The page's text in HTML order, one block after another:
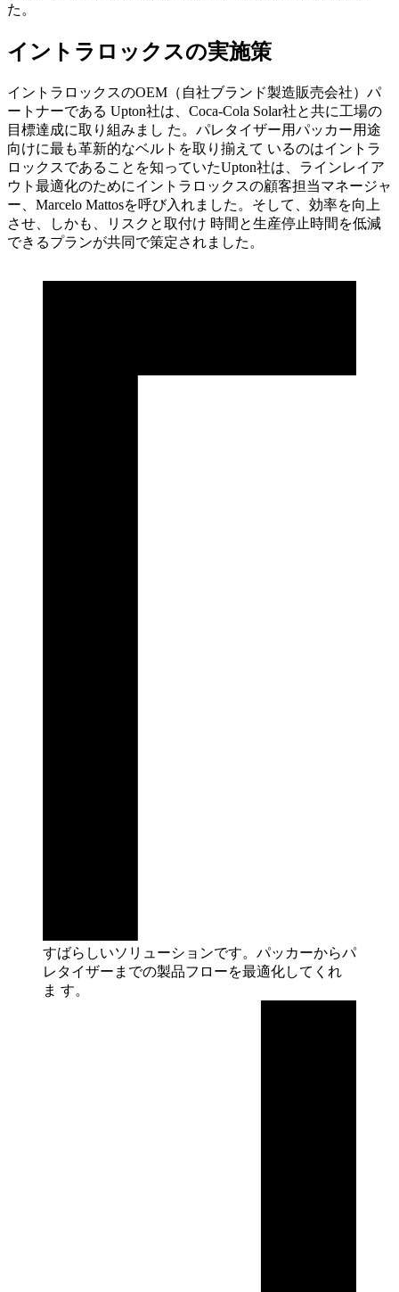
た。
イントラロックスの実施策
イントラロックスのOEM（自社ブランド製造販売会社）パ
ートナーである Upton社は、Coca‑Cola Solar社と共に工場の
目標達成に取り組みまし た。パレタイザー用パッカー用途
向けに最も革新的なベルトを取り揃えて いるのはイントラ
ロックスであることを知っていたUpton社は、ラインレイア
ウト最適化のためにイントラロックスの顧客担当マネージャ
ー、Marcelo Mattosを呼び入れました。そして、効率を向上
させ、しかも、リスクと取付け 時間と生産停止時間を低減
できるプランが共同で策定されました。
すばらしいソリューションです。パッカーからパ
レタイザーまでの製品フローを最適化してくれ
ま す。